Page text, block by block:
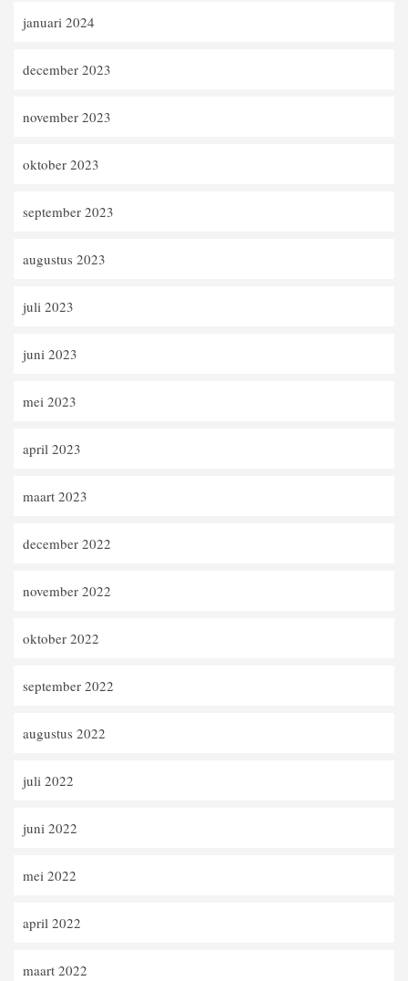
januari 2024
december 2023
november 2023
oktober 2023
september 2023
augustus 2023
juli 2023
juni 2023
mei 2023
april 2023
maart 2023
december 2022
november 2022
oktober 2022
september 2022
augustus 2022
juli 2022
juni 2022
mei 2022
april 2022
maart 2022